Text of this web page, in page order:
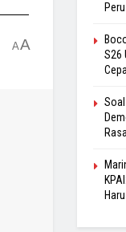
AA
S26